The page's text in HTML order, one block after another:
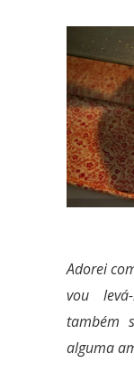
Adorei
vou
também
alguma